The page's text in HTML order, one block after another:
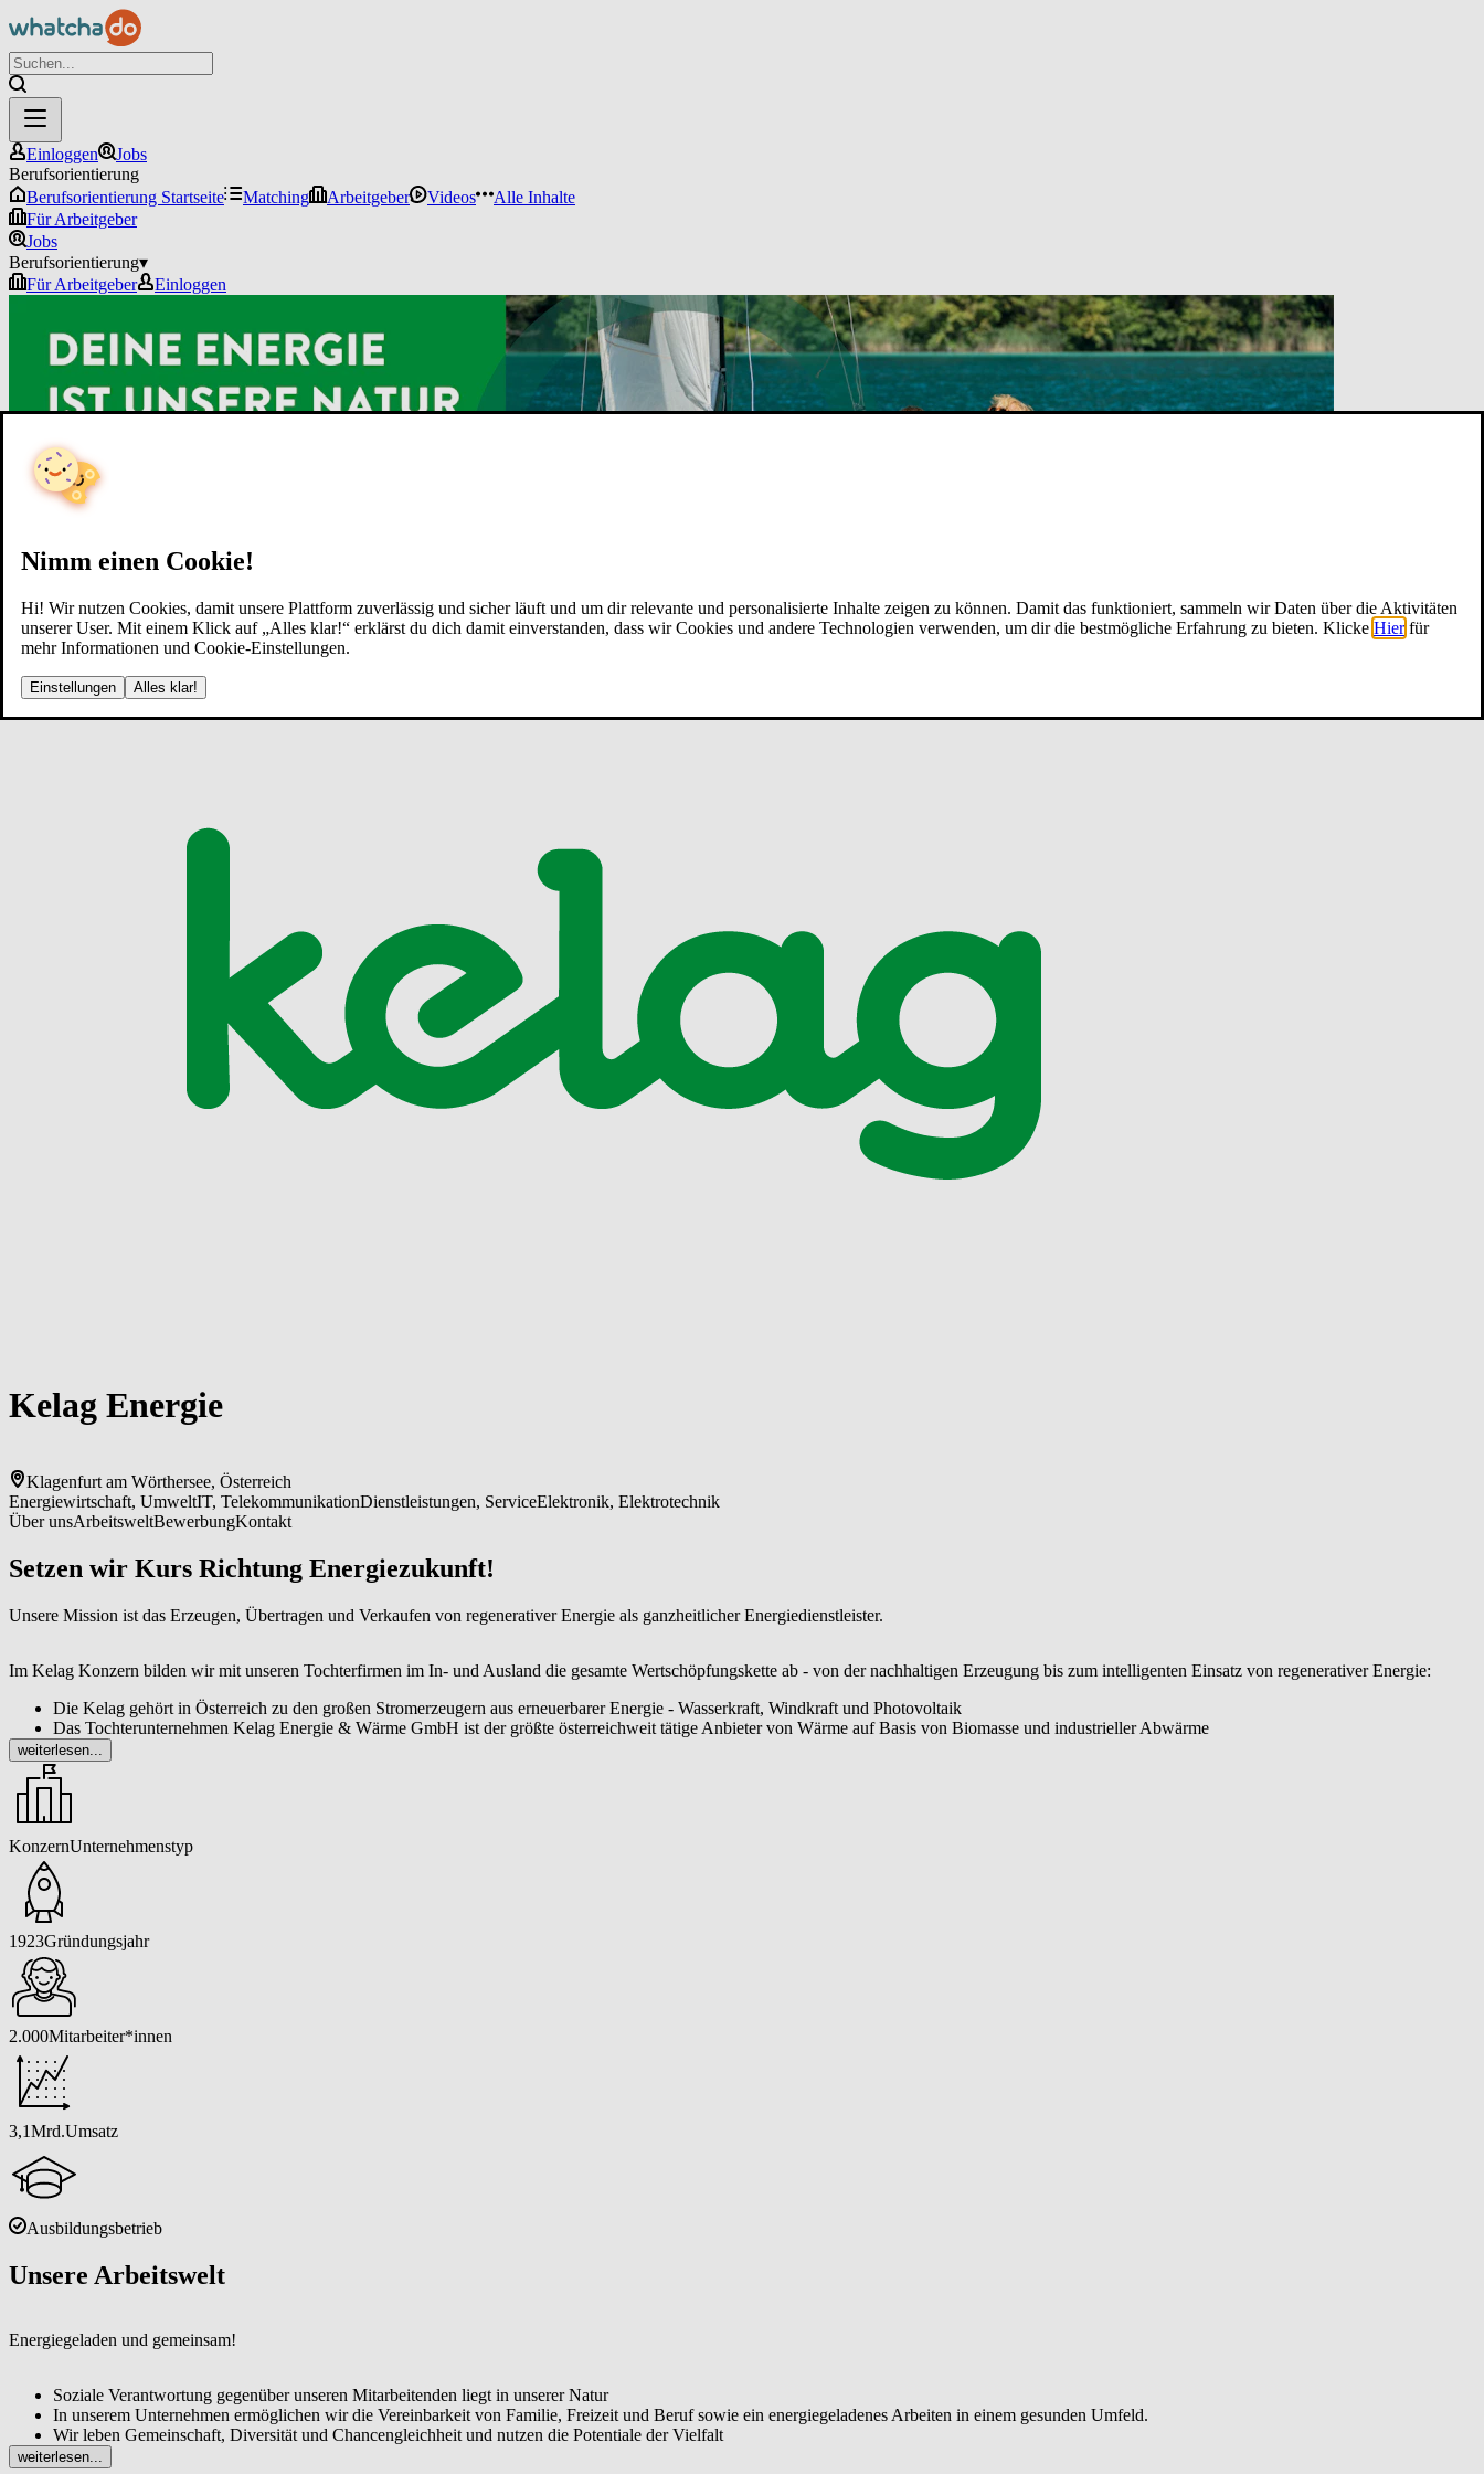
Nimm einen Cookie!
Hi! Wir nutzen Cookies, damit unsere Plattform zuverlässig und sicher läuft und um dir relevante und personalisierte Inhalte zeigen zu können. Damit das funktioniert, sammeln wir Daten über die Aktivitäten
unserer User. Mit einem Klick auf „Alles klar!“ erklärst du dich damit einverstanden, dass wir Cookies und andere Technologien verwenden, um dir die bestmögliche Erfahrung zu bieten. Klicke Hier für
mehr Informationen und Cookie-Einstellungen.
Einstellungen Alles klar!
Einloggen
Jobs
Berufsorientierung
Berufsorientierung Startseite
Matching Arbeitgeber Videos
Alle Inhalte
Für Arbeitgeber
Jobs
Berufsorientierung▾
Für Arbeitgeber
Einloggen
Ke­la­g ­Ener­gie
Klagenfurt am Wörthersee, Österreich
Energiewirtschaft, UmweltIT, TelekommunikationDienstleistungen, ServiceElektronik, Elektrotechnik
Über unsArbeitsweltBewerbungKontakt
Setzen wir Kurs Richtung Energiezukunft!
Unsere Mission ist das Erzeugen, Übertragen und Verkaufen von regenerativer Energie als ganzheitlicher Energiedienstleister.
Im Kelag Konzern bilden wir mit unseren Tochterfirmen im In- und Ausland die gesamte Wertschöpfungskette ab - von der nachhaltigen Erzeugung bis zum intelligenten Einsatz von regenerativer Energie:
Die Kelag gehört in Österreich zu den großen Stromerzeugern aus erneuerbarer Energie - Wasserkraft, Windkraft und Photovoltaik
Das Tochterunternehmen Kelag Energie & Wärme GmbH ist der größte österreichweit tätige Anbieter von Wärme auf Basis von Biomasse und industrieller Abwärme
Die KNG-Kärnten Netz GmbH nimmt den Verteilernetzbetrieb für Strom und für Gas in Kärnten wahr
Die KI-Kelag International GmbH bündelt die internationalen Aktivitäten in den Geschäftsfeldern Wasserkraft, Windkraft und Photovoltaik sowie den Energiehandel im Ausland
weiterlesen...
KonzernUnternehmenstyp
1923Gründungsjahr
2.000Mitarbeiter*innen
3,1Mrd.Umsatz
Ausbildungsbetrieb
Unsere Arbeitswelt
Energiegeladen und gemeinsam!
Soziale Verantwortung gegenüber unseren Mitarbeitenden liegt in unserer Natur
In unserem Unternehmen ermöglichen wir die Vereinbarkeit von Familie, Freizeit und Beruf sowie ein energiegeladenes Arbeiten in einem gesunden Umfeld.
Wir leben Gemeinschaft, Diversität und Chancengleichheit und nutzen die Potentiale der Vielfalt
Unsere Kommunikation ist wertschätzend, wir arbeiten partnerschaftlich zusammen und vertrauen einander
weiterlesen...